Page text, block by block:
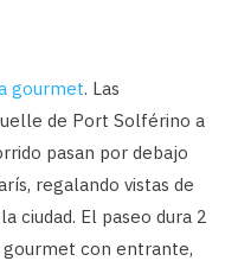
gourmet. Las
de Port Solférino a
pasan por debajo
regalando vistas de
ciudad. El paseo dura 2
gourmet con entrante,